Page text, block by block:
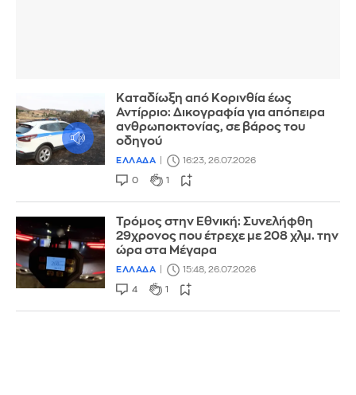
Καταδίωξη από Κορινθία έως
Αντίρριο: Δικογραφία για απόπειρα
ανθρωποκτονίας, σε βάρος του
οδηγού
ΕΛΛΑΔΑ 16:23, 26.07.2026
0 1
Τρόμος στην Εθνική: Συνελήφθη
29χρονος που έτρεχε με 208 χλμ. την
ώρα στα Μέγαρα
ΕΛΛΑΔΑ 15:48, 26.07.2026
4 1